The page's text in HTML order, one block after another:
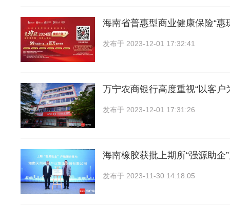
海南省普惠型商业健康保险“惠
发布于 2023-12-01 17:32:41
万宁农商银行高度重视“以客户
发布于 2023-12-01 17:31:26
海南橡胶获批上期所“强源助企
发布于 2023-11-30 14:18:05